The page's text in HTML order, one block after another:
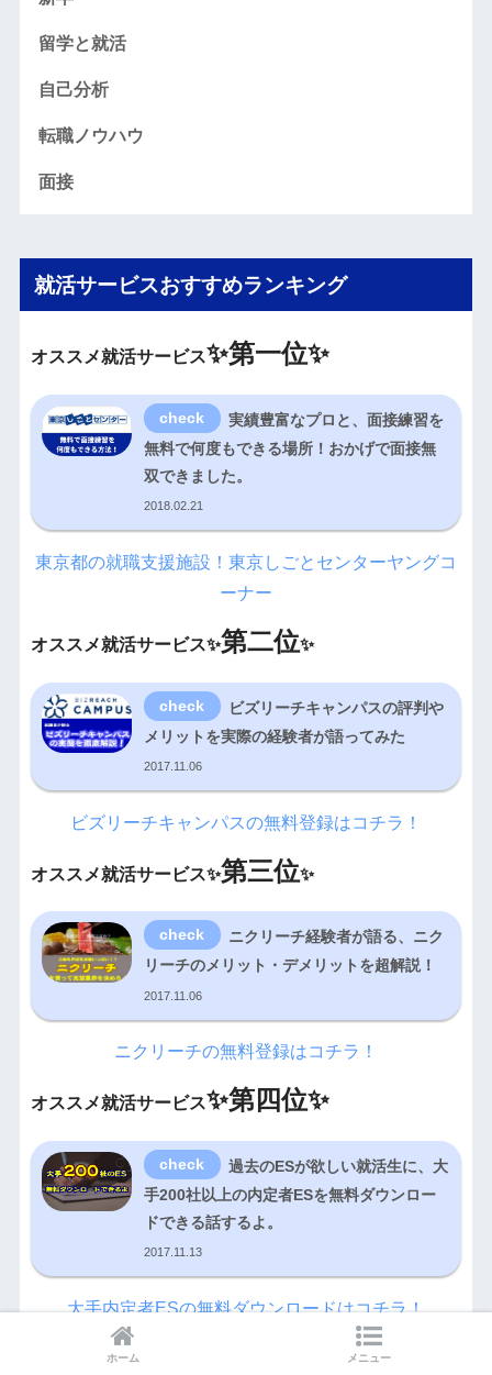
留学と就活
自己分析
転職ノウハウ
面接
就活サービスおすすめランキング
オススメ就活サービス✨第一位✨
実績豊富なプロと、面接練習を
無料で何度もできる場所！おかげで面接無
双できました。
2018.02.21
東京都の就職支援施設！東京しごとセンターヤングコ
ーナー
オススメ就活サービス✨第二位✨
ビズリーチキャンパスの評判や
メリットを実際の経験者が語ってみた
2017.11.06
ビズリーチキャンパスの無料登録はコチラ！
オススメ就活サービス✨第三位✨
ニクリーチ経験者が語る、ニク
リーチのメリット・デメリットを超解説！
2017.11.06
ニクリーチの無料登録はコチラ！
オススメ就活サービス✨第四位✨
過去のESが欲しい就活生に、大
手200社以上の内定者ESを無料ダウンロー
ドできる話するよ。
2017.11.13
大手内定者ESの無料ダウンロードはコチラ！
ホーム メニュー